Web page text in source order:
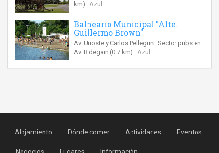
km)
Azul
Balneario Municipal "Alte.
Guillermo Brown"
Av. Urioste y Carlos Pellegrini. Sector pubs en
Av. Bidegain (0.7 km) Azul
Alojamiento Dónde comer Actividades Eventos